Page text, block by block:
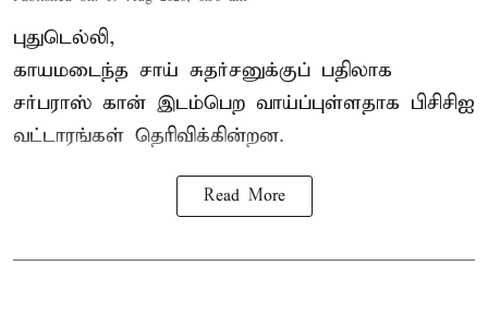
புதுடெல்லி,
காயமடைந்த சாய் சுதர்சனுக்குப் பதிலாக
சர்பராஸ் கான் இடம்பெற வாய்ப்புள்ளதாக பிசிசிஐ
வட்டாரங்கள் தெரிவிக்கின்றன.
Read More